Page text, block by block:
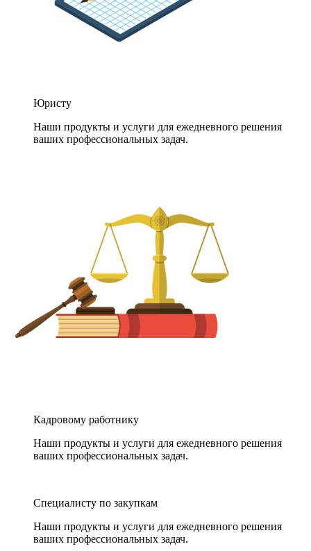
Юристу
Наши продукты и услуги для ежедневного решения
ваших профессиональных задач.
Кадровому работнику
Наши продукты и услуги для ежедневного решения
ваших профессиональных задач.
Специалисту по закупкам
Наши продукты и услуги для ежедневного решения
ваших профессиональных задач.